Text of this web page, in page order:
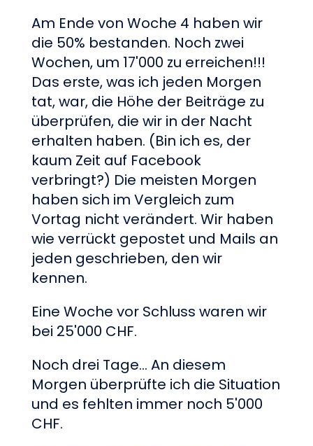
Am Ende von Woche 4 haben wir
die 50% bestanden. Noch zwei
Wochen, um 17'000 zu erreichen!!!
Das erste, was ich jeden Morgen
tat, war, die Höhe der Beiträge zu
überprüfen, die wir in der Nacht
erhalten haben. (Bin ich es, der
kaum Zeit auf Facebook
verbringt?) Die meisten Morgen
haben sich im Vergleich zum
Vortag nicht verändert. Wir haben
wie verrückt gepostet und Mails an
jeden geschrieben, den wir
kennen.
Eine Woche vor Schluss waren wir
bei 25'000 CHF.
Noch drei Tage... An diesem
Morgen überprüfte ich die Situation
und es fehlten immer noch 5'000
CHF.